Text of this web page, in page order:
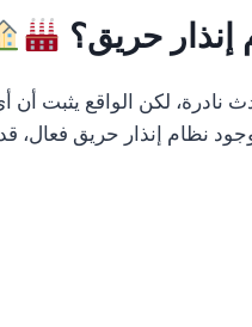
إنذار حريق؟
لكن الواقع يثبت أن
نظام إنذار حريق فعال،